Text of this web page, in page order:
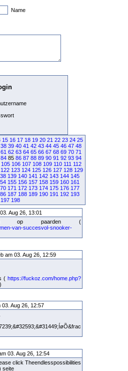
Name
15 16 17 18 19 20 21 22 23 24 25
38 39 40 41 42 43 44 45 46 47 48
61 62 63 64 65 66 67 68 69 70 71
84 85 86 87 88 89 90 91 92 93 94
105 106 107 108 109 110 111 112
122 123 124 125 126 127 128 129
139 140 141 142 143 144 145
155 156 157 158 159 160 161
171 172 173 174 175 176 177
187 188 189 190 191 192 193
197 198
Aug 26, 13:01
op paarden (
van-succesvol-snooker-
am 03. Aug 26, 12:59
( https://fuckoz.com/home.php?
)
Aug 26, 12:57
03. Aug 26, 12:54
click Theendlesspossibilities
seite